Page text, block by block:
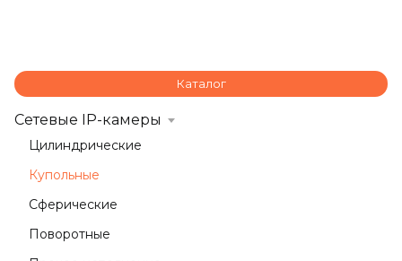
Каталог
Сетевые IP-камеры
Цилиндрические
Купольные
Сферические
Поворотные